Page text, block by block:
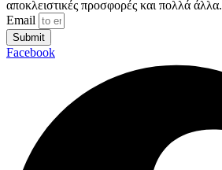
αποκλειστικές προσφορές και πολλά άλλα.
Email
Submit
Facebook